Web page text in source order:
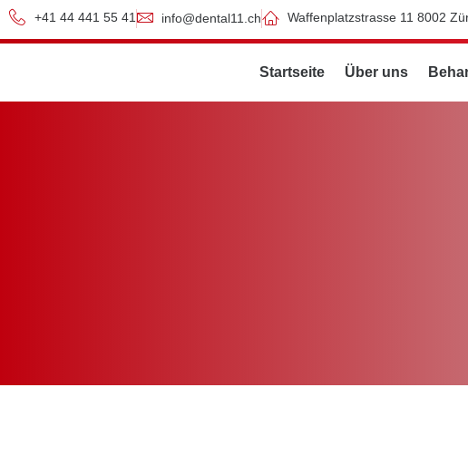
+41 44 441 55 41 info@dental11.ch Waffenplatzstrasse 11 8002
Startseite Über uns